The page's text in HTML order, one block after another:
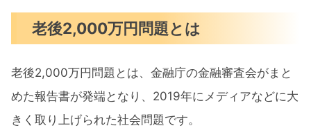
老後2,000万円問題とは
老後2,000万円問題とは、金融庁の金融審査会がまと
めた報告書が発端となり、2019年にメディアなどに大
きく取り上げられた社会問題です。